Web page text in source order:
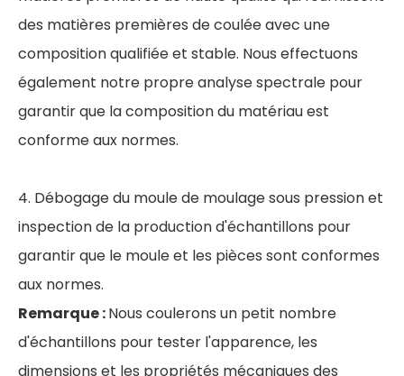
des matières premières de coulée avec une
composition qualifiée et stable. Nous effectuons
également notre propre analyse spectrale pour
garantir que la composition du matériau est
conforme aux normes.
4. Débogage du moule de moulage sous pression et
inspection de la production d'échantillons pour
garantir que le moule et les pièces sont conformes
aux normes.
Remarque :Nous coulerons un petit nombre
d'échantillons pour tester l'apparence, les
dimensions et les propriétés mécaniques des